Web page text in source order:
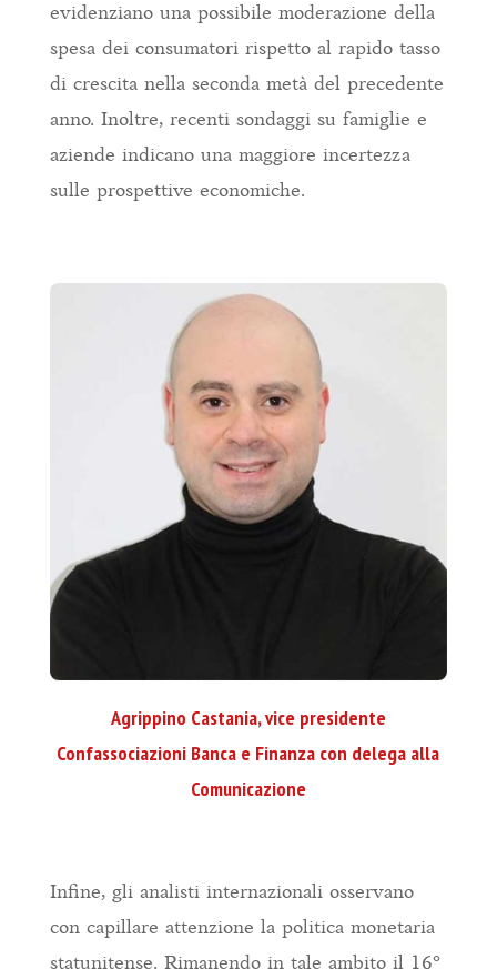
evidenziano una possibile moderazione della
spesa dei consumatori rispetto al rapido tasso
di crescita nella seconda metà del precedente
anno. Inoltre, recenti sondaggi su famiglie e
aziende indicano una maggiore incertezza
sulle prospettive economiche.
Agrippino Castania, vice presidente
Confassociazioni Banca e Finanza con delega alla
Comunicazione
Infine, gli analisti internazionali osservano
con capillare attenzione la politica monetaria
statunitense. Rimanendo in tale ambito il 16°